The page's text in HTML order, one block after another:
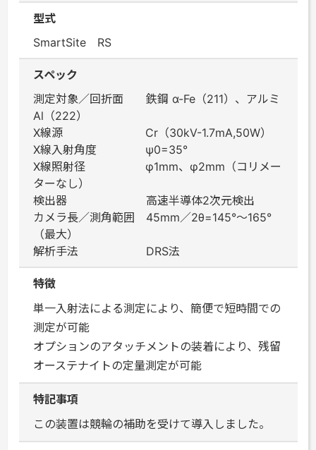
型式
SmartSite RS
スペック
測定対象／回折面 鉄鋼 α-Fe（211）、アルミ
Al（222）
X線源 Cr（30kV-1.7mA,50W）
X線入射角度 ψ0=35°
X線照射径 φ1mm、φ2mm（コリメー
ターなし）
検出器 高速半導体2次元検出
カメラ長／測角範囲 45mm／2θ=145°～165°
（最大）
解析手法 DRS法
特徴
単一入射法による測定により、簡便で短時間での
測定が可能
オプションのアタッチメントの装着により、残留
オーステナイトの定量測定が可能
特記事項
この装置は競輪の補助を受けて導入しました。